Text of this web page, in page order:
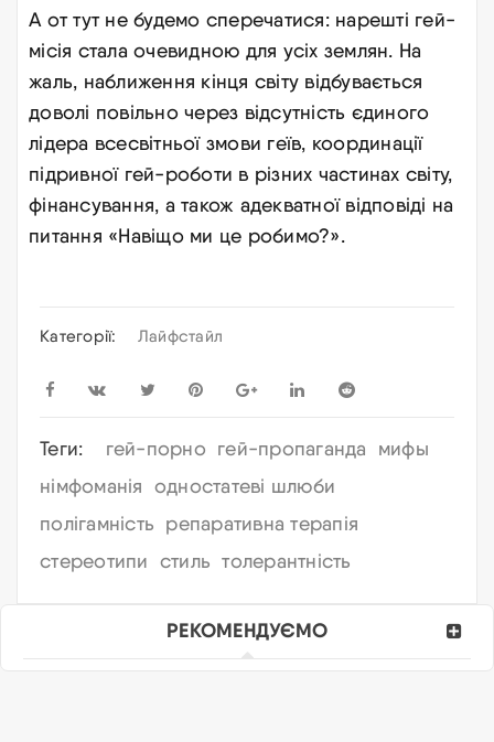
А от тут не будемо сперечатися: нарешті гей-
місія стала очевидною для усіх землян. На
жаль, наближення кінця світу відбувається
доволі повільно через відсутність єдиного
лідера всесвітньої змови геїв, координації
підривної гей-роботи в різних частинах світу,
фінансування, а також адекватної відповіді на
питання «Навіщо ми це робимо?».
Категорії: Лайфстайл
Теги: гей-порно гей-пропаганда
мифы
німфоманія одностатеві шлюби
полігамність репаративна терапія
стереотипи стиль толерантність
РЕКОМЕНДУЄМО